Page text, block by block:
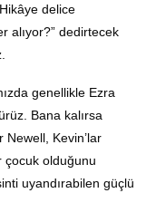
delice
alıyor?” dedirtecek
genellikle Ezra
Bana kalırsa
Newell, Kevin’lar
çocuk olduğunu
uyandırabilen güçlü